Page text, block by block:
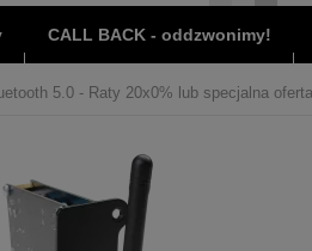
CALL BACK - oddzwonimy!
5.0 - Raty 20x0% lub specjalna